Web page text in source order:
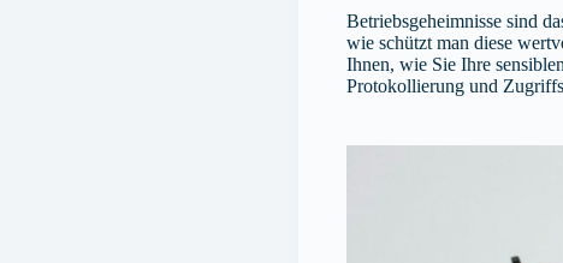
Betriebsgeheimnisse sind
wie schützt man diese
Ihnen, wie Sie Ihre
Protokollierung und